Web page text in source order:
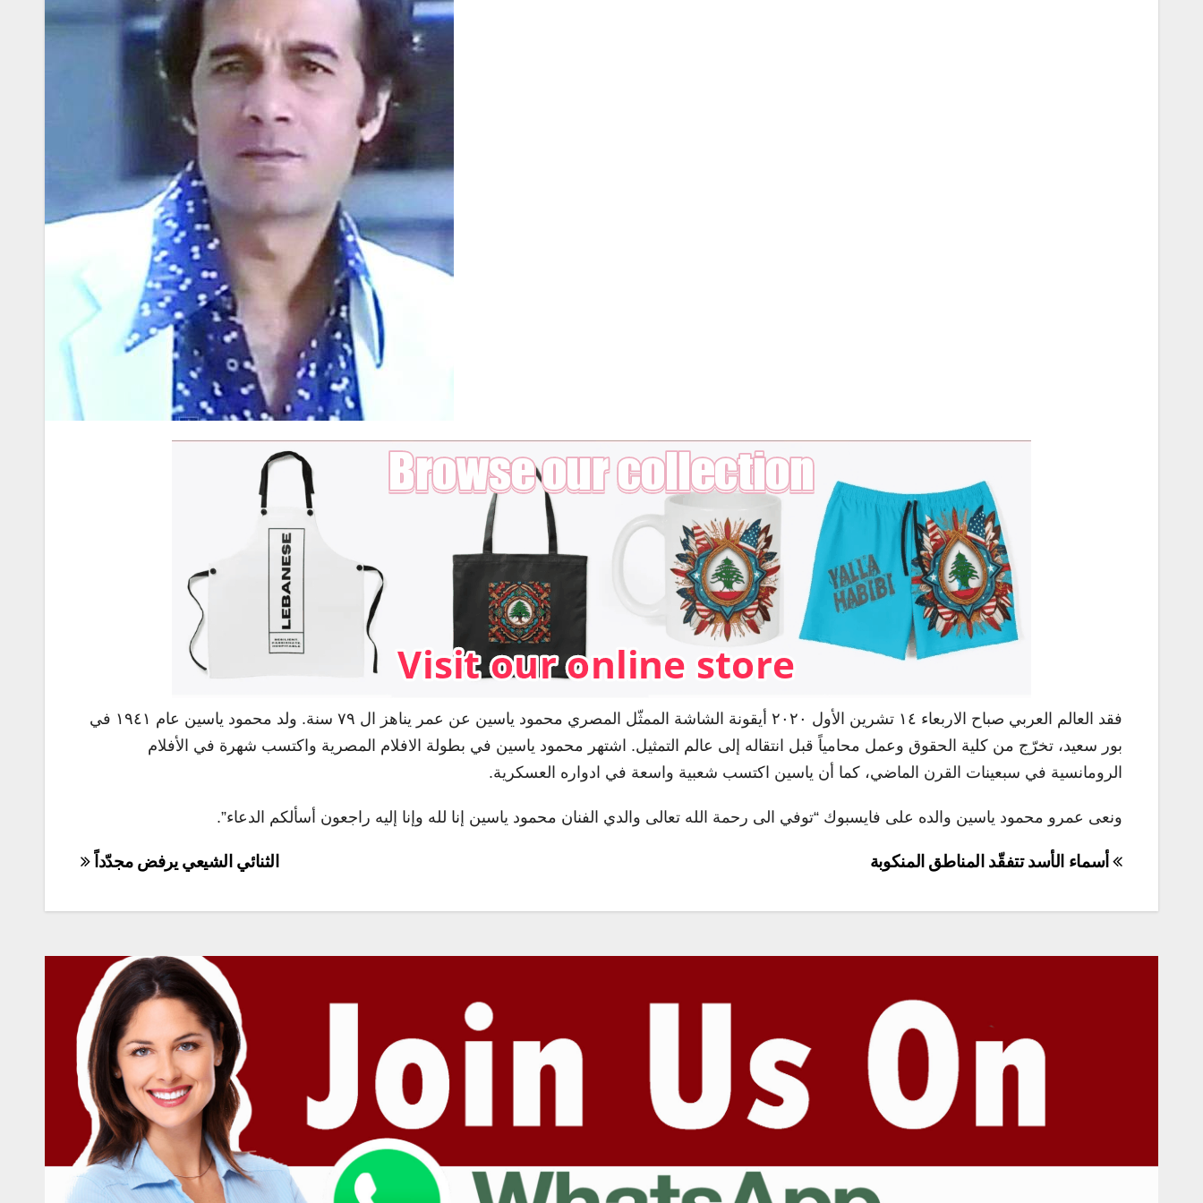
فقد العالم العربي صباح الاربعاء ١٤ تشرين الأول ٢٠٢٠ أيقونة الشاشة الممثّل المصري محمود ياسين عن عمر يناهز ال ٧٩ سنة. ولد محمود ياسين عام ١٩٤١ في
بور سعيد، تخرّج من كلية الحقوق وعمل محامياً قبل انتقاله إلى عالم التمثيل. اشتهر محمود ياسين في بطولة الافلام المصرية واكتسب شهرة في الأفلام
الرومانسية في سبعينات القرن الماضي، كما أن ياسين اكتسب شعبية واسعة في ادواره العسكرية.
ونعى عمرو محمود ياسين والده على فايسبوك “توفي الى رحمة الله تعالى والدي الفنان محمود ياسين إنا لله وإنا إليه راجعون أسألكم الدعاء”.
تصفّح
الثنائي الشيعي يرفض مجدّداً أسماء الأسد تتفقّد المناطق المنكوبة